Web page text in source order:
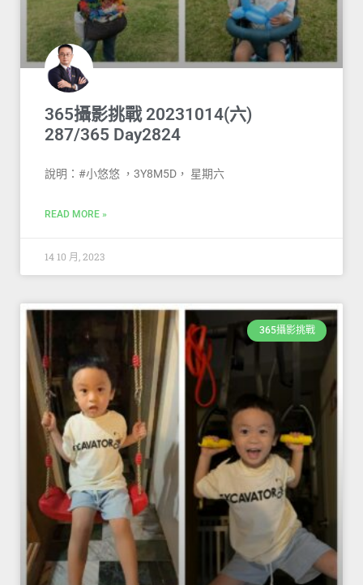
365攝影挑戰 20231014(六)
287/365 Day2824
說明：#小悠悠 ，3Y8M5D， 星期六
READ MORE »
14 10 月, 2023
365攝影挑戰